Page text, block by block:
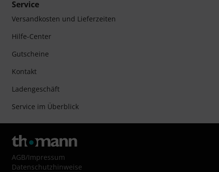
Service
Versandkosten und Lieferzeiten
Hilfe-Center
Gutscheine
Kontakt
Ladengeschäft
Service im Überblick
AGB/Impressum
Datenschutzhinweise